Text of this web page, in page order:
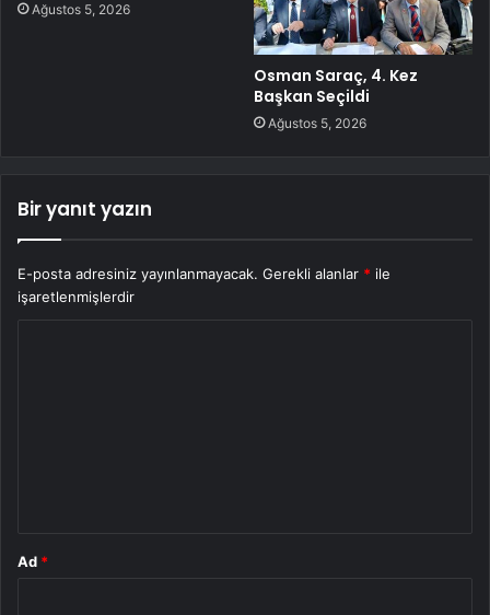
Ağustos 5, 2026
Osman Saraç, 4. Kez
Başkan Seçildi
Ağustos 5, 2026
Bir yanıt yazın
E-posta adresiniz yayınlanmayacak. Gerekli alanlar * ile
işaretlenmişlerdir
Ad *